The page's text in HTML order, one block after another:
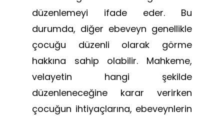
düzenlemeyi ifade eder. Bu
durumda, diğer ebeveyn genellikle
çocuğu düzenli olarak görme
hakkına sahip olabilir. Mahkeme,
velayetin hangi şekilde
düzenleneceğine karar verirken
çocuğun ihtiyaçlarına, ebeveynlerin